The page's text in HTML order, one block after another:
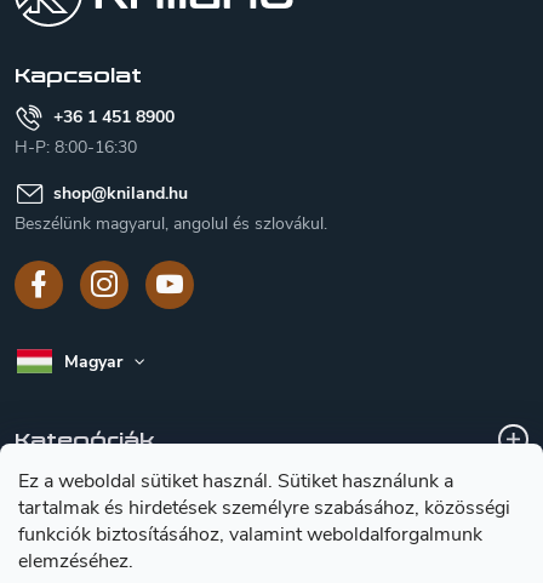
Ez a weboldal sütiket használ. Sütiket használunk a
tartalmak és hirdetések személyre szabásához, közösségi
funkciók biztosításához, valamint weboldalforgalmunk
elemzéséhez.
Kapcsolat
+36 1 451 8900
H-P: 8:00-16:30
shop@kniland.hu
Beszélünk magyarul, angolul és szlovákul.
Magyar
Kategóriák
A vásárlásról